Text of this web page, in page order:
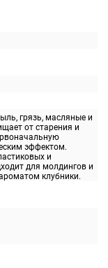
грязь, масляные и
от старения и
эффектом.
и
для молдингов и
клубники.